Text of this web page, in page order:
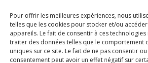
Pour offrir les meilleures expériences, nous
telles que les cookies pour stocker et/ou
appareils. Le fait de consentir à ces
traiter des données telles que le comportement
uniques sur ce site. Le fait de ne pas consentir
consentement peut avoir un effet négatif sur
de vous faire part de nos
Courrier: